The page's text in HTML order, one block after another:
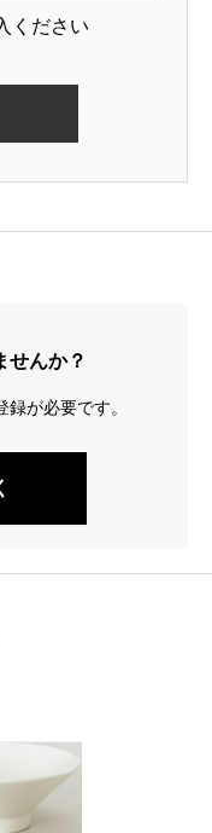
ください
せんか？
が必要です。